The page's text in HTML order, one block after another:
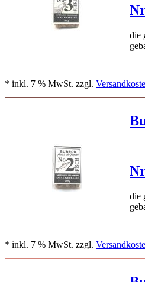
die
* inkl. 7 % MwSt. zzgl.
die
* inkl. 7 % MwSt. zzgl.